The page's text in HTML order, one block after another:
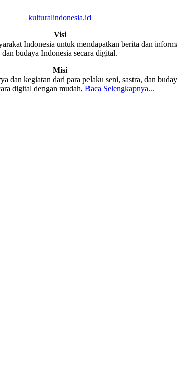
kulturalindonesia.id
Visi
Indonesia untuk mendapatkan berita dan
dan budaya Indonesia secara digital.
Misi
kegiatan dari para pelaku seni, sastra, dan
digital dengan mudah, Baca Selengkapnya...